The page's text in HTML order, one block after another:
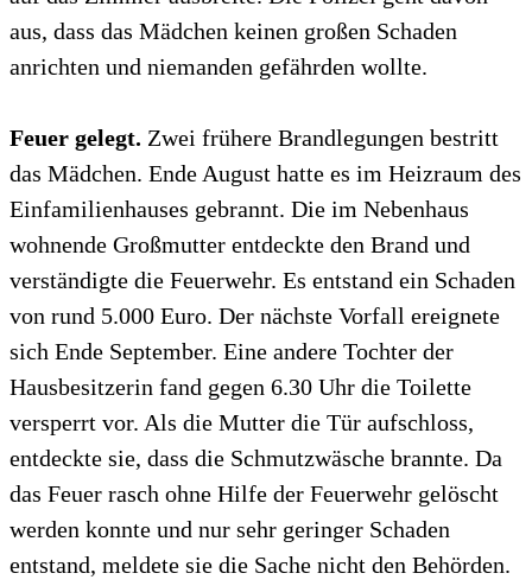
aus, dass das Mädchen keinen großen Schaden
anrichten und niemanden gefährden wollte.
Feuer gelegt. Zwei frühere Brandlegungen bestritt
das Mädchen. Ende August hatte es im Heizraum des
Einfamilienhauses gebrannt. Die im Nebenhaus
wohnende Großmutter entdeckte den Brand und
verständigte die Feuerwehr. Es entstand ein Schaden
von rund 5.000 Euro. Der nächste Vorfall ereignete
sich Ende September. Eine andere Tochter der
Hausbesitzerin fand gegen 6.30 Uhr die Toilette
versperrt vor. Als die Mutter die Tür aufschloss,
entdeckte sie, dass die Schmutzwäsche brannte. Da
das Feuer rasch ohne Hilfe der Feuerwehr gelöscht
werden konnte und nur sehr geringer Schaden
entstand, meldete sie die Sache nicht den Behörden.